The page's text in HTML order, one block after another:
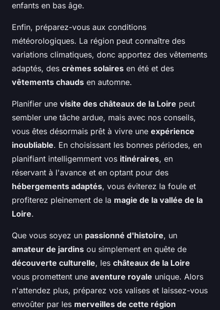
enfants en bas âge.
Enfin, préparez-vous aux conditions
météorologiques. La région peut connaître des
variations climatiques, donc apportez des vêtements
adaptés, des crèmes solaires en été et des
vêtements chauds en automne.
Planifier une visite des châteaux de la Loire peut
sembler une tâche ardue, mais avec nos conseils,
vous êtes désormais prêt à vivre une expérience
inoubliable. En choisissant les bonnes périodes, en
planifiant intelligemment vos itinéraires, en
réservant à l'avance et en optant pour des
hébergements adaptés, vous éviterez la foule et
profiterez pleinement de la magie de la vallée de la
Loire.
Que vous soyez un passionné d'histoire, un
amateur de jardins ou simplement en quête de
découverte culturelle, les châteaux de la Loire
vous promettent une aventure royale unique. Alors
n'attendez plus, préparez vos valises et laissez-vous
envoûter par les merveilles de cette région